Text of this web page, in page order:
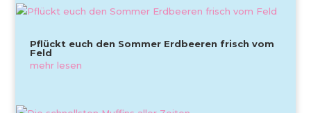
Pflückt euch den Sommer Erdbeeren frisch vom
Feld
mehr lesen